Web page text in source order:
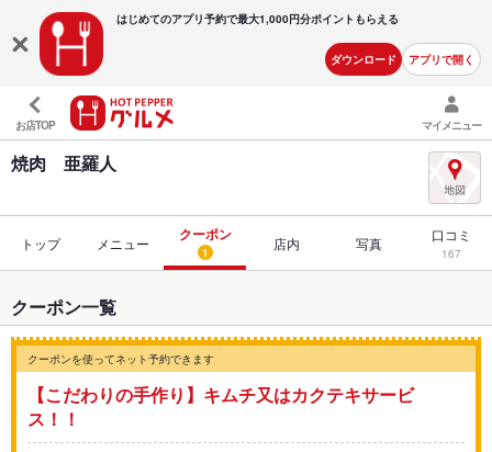
はじめてのアプリ予約で最大1,000円分ポイントもらえる
ダウンロード アプリで開く
お店TOP マイメニュー
焼肉 亜羅人
トップ メニュー クーポン
1 店内 写真 口コミ
167
クーポン一覧
クーポンを使ってネット予約できます
【こだわりの手作り】キムチ又はカクテキサービ
ス！！